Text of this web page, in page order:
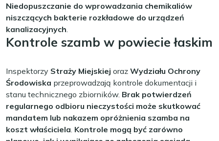
Niedopuszczanie do wprowadzania chemikaliów
niszczących bakterie rozkładowe do urządzeń
kanalizacyjnych.
Kontrole szamb w powiecie łaskim
Inspektorzy Straży Miejskiej oraz Wydziału Ochrony
Środowiska przeprowadzają kontrole dokumentacji i
stanu technicznego zbiorników. Brak potwierdzeń
regularnego odbioru nieczystości może skutkować
mandatem lub nakazem opróżnienia szamba na
koszt właściciela. Kontrole mogą być zarówno